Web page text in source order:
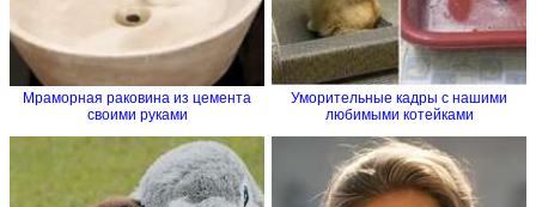
Мраморная раковина из цемента
своими руками
Уморительные кадры с нашими
любимыми котейками